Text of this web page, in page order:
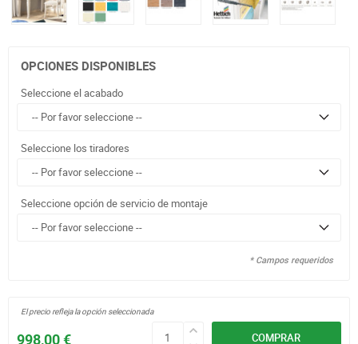
OPCIONES DISPONIBLES
Seleccione el acabado
Seleccione los tiradores
Seleccione opción de servicio de montaje
* Campos requeridos
COMPRAR
998,00 €
El precio refleja la opción seleccionada